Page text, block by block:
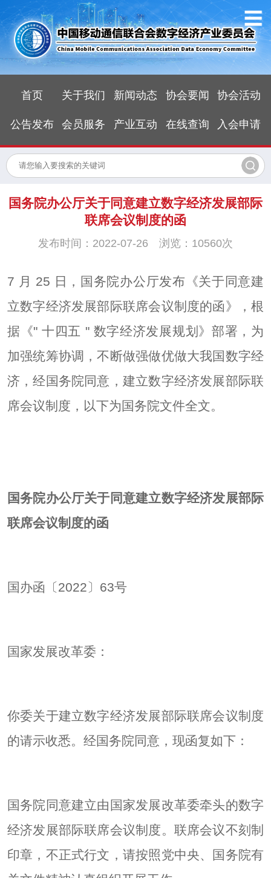
首页 关于我们 新闻动态 协会要闻 协会活动
公告发布 会员服务 产业互动 在线查询 入会申请
国务院办公厅关于同意建立数字经济发展部际
联席会议制度的函
发布时间：2022-07-26 浏览：10560次
7 月 25 日，国务院办公厅发布《关于同意建
立数字经济发展部际联席会议制度的函》，根
据《" 十四五 " 数字经济发展规划》部署，为
加强统筹协调，不断做强做优做大我国数字经
济，经国务院同意，建立数字经济发展部际联
席会议制度，以下为国务院文件全文。
国务院办公厅关于同意建立数字经济发展部际
联席会议制度的函
国办函〔2022〕63号
国家发展改革委：
你委关于建立数字经济发展部际联席会议制度
的请示收悉。经国务院同意，现函复如下：
国务院同意建立由国家发展改革委牵头的数字
经济发展部际联席会议制度。联席会议不刻制
印章，不正式行文，请按照党中央、国务院有